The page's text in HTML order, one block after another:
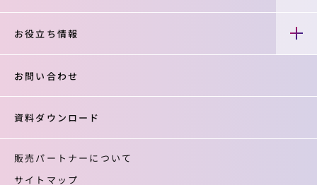
お役立ち情報
お問い合わせ
資料ダウンロード
販売パートナーについて
サイトマップ